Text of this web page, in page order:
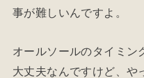
事が難しいんですよ。
オールソールのタイミン
大丈夫なんですけど、や